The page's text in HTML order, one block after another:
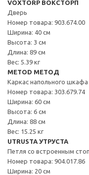
VOXTORP ВОКСТОРП
Дверь
Номер товара: 903.674.00
Ширина: 40 см
Высота: 3 см
Длина: 89 см
Вес: 5.39 кг
METOD МЕТОД
Каркас напольного шкафа
Номер товара: 303.679.74
Ширина: 60 см
Высота: 6 см
Длина: 88 см
Вес: 15.25 кг
UTRUSTA УТРУСТА
Петля со встроенным
Номер товара: 904.017.86
Ширина: 20 см